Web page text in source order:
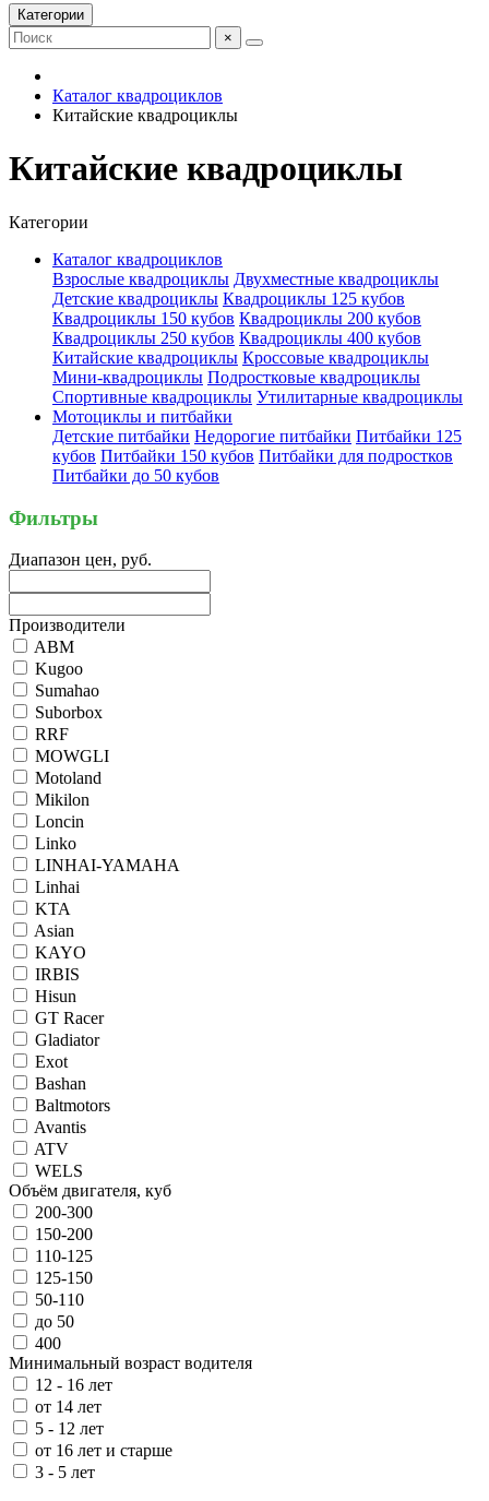
Категории
×
Каталог квадроциклов
Китайские квадроциклы
Китайские квадроциклы
Категории
Каталог квадроциклов
Взрослые квадроциклы Двухместные квадроциклы
Детские квадроциклы Квадроциклы 125 кубов
Квадроциклы 150 кубов Квадроциклы 200 кубов
Квадроциклы 250 кубов Квадроциклы 400 кубов
Китайские квадроциклы Кроссовые квадроциклы
Мини-квадроциклы Подростковые квадроциклы
Спортивные квадроциклы Утилитарные квадроциклы
Мотоциклы и питбайки
Детские питбайки Недорогие питбайки Питбайки 125
кубов Питбайки 150 кубов Питбайки для подростков
Питбайки до 50 кубов
Фильтры
Диапазон цен, руб.
Производители
ABM
Kugoo
Sumahao
Suborbox
RRF
MOWGLI
Motoland
Mikilon
Loncin
Linko
LINHAI-YAMAHA
Linhai
KTA
Asian
KAYO
IRBIS
Hisun
GT Racer
Gladiator
Exot
Bashan
Baltmotors
Avantis
ATV
WELS
Объём двигателя, куб
200-300
150-200
110-125
125-150
50-110
до 50
400
Минимальный возраст водителя
12 - 16 лет
от 14 лет
5 - 12 лет
от 16 лет и старше
3 - 5 лет